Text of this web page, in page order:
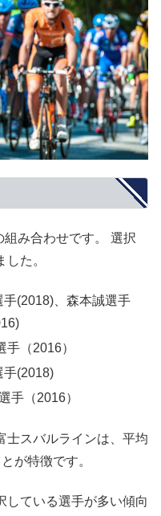
み合わせです。 選択
た。
手(2018)、森本誠選手
（2016）
手(2018)
手（2016）
士スバルラインは、平均
が特徴です。
している選手が多い傾向